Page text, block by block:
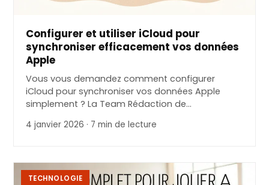
Configurer et utiliser iCloud pour
synchroniser efficacement vos données
Apple
Vous vous demandez comment configurer
iCloud pour synchroniser vos données Apple
simplement ? La Team Rédaction de…
4 janvier 2026 · 7 min de lecture
TECHNOLOGIE